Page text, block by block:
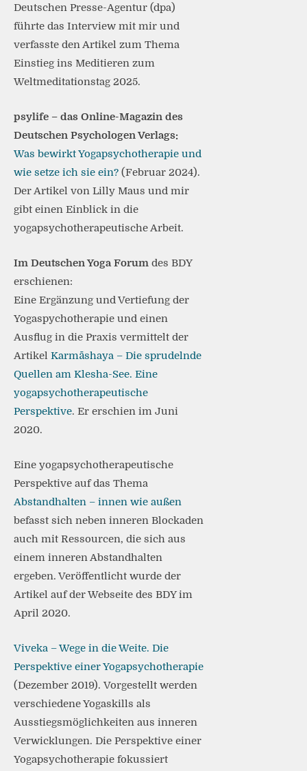
Deutschen Presse-Agentur (dpa)
führte das Interview mit mir und
verfasste den Artikel zum Thema
Einstieg ins Meditieren zum
Weltmeditationstag 2025.
psylife – das Online-Magazin des
Deutschen Psychologen Verlags:
Was bewirkt Yogapsychotherapie und
wie setze ich sie ein? (Februar 2024).
Der Artikel von Lilly Maus und mir
gibt einen Einblick in die
yogapsychotherapeutische Arbeit.
Im Deutschen Yoga Forum des BDY
erschienen:
Eine Ergänzung und Vertiefung der
Yogaspychotherapie und einen
Ausflug in die Praxis vermittelt der
Artikel Karmāshaya – Die sprudelnde
Quellen am Klesha-See. Eine
yogapsychotherapeutische
Perspektive. Er erschien im Juni
2020.
Eine yogapsychotherapeutische
Perspektive auf das Thema
Abstandhalten – innen wie außen
befasst sich neben inneren Blockaden
auch mit Ressourcen, die sich aus
einem inneren Abstandhalten
ergeben. Veröffentlicht wurde der
Artikel auf der Webseite des BDY im
April 2020.
Viveka – Wege in die Weite. Die
Perspektive einer Yogapsychotherapie
(Dezember 2019). Vorgestellt werden
verschiedene Yogaskills als
Ausstiegsmöglichkeiten aus inneren
Verwicklungen. Die Perspektive einer
Yogapsychotherapie fokussiert